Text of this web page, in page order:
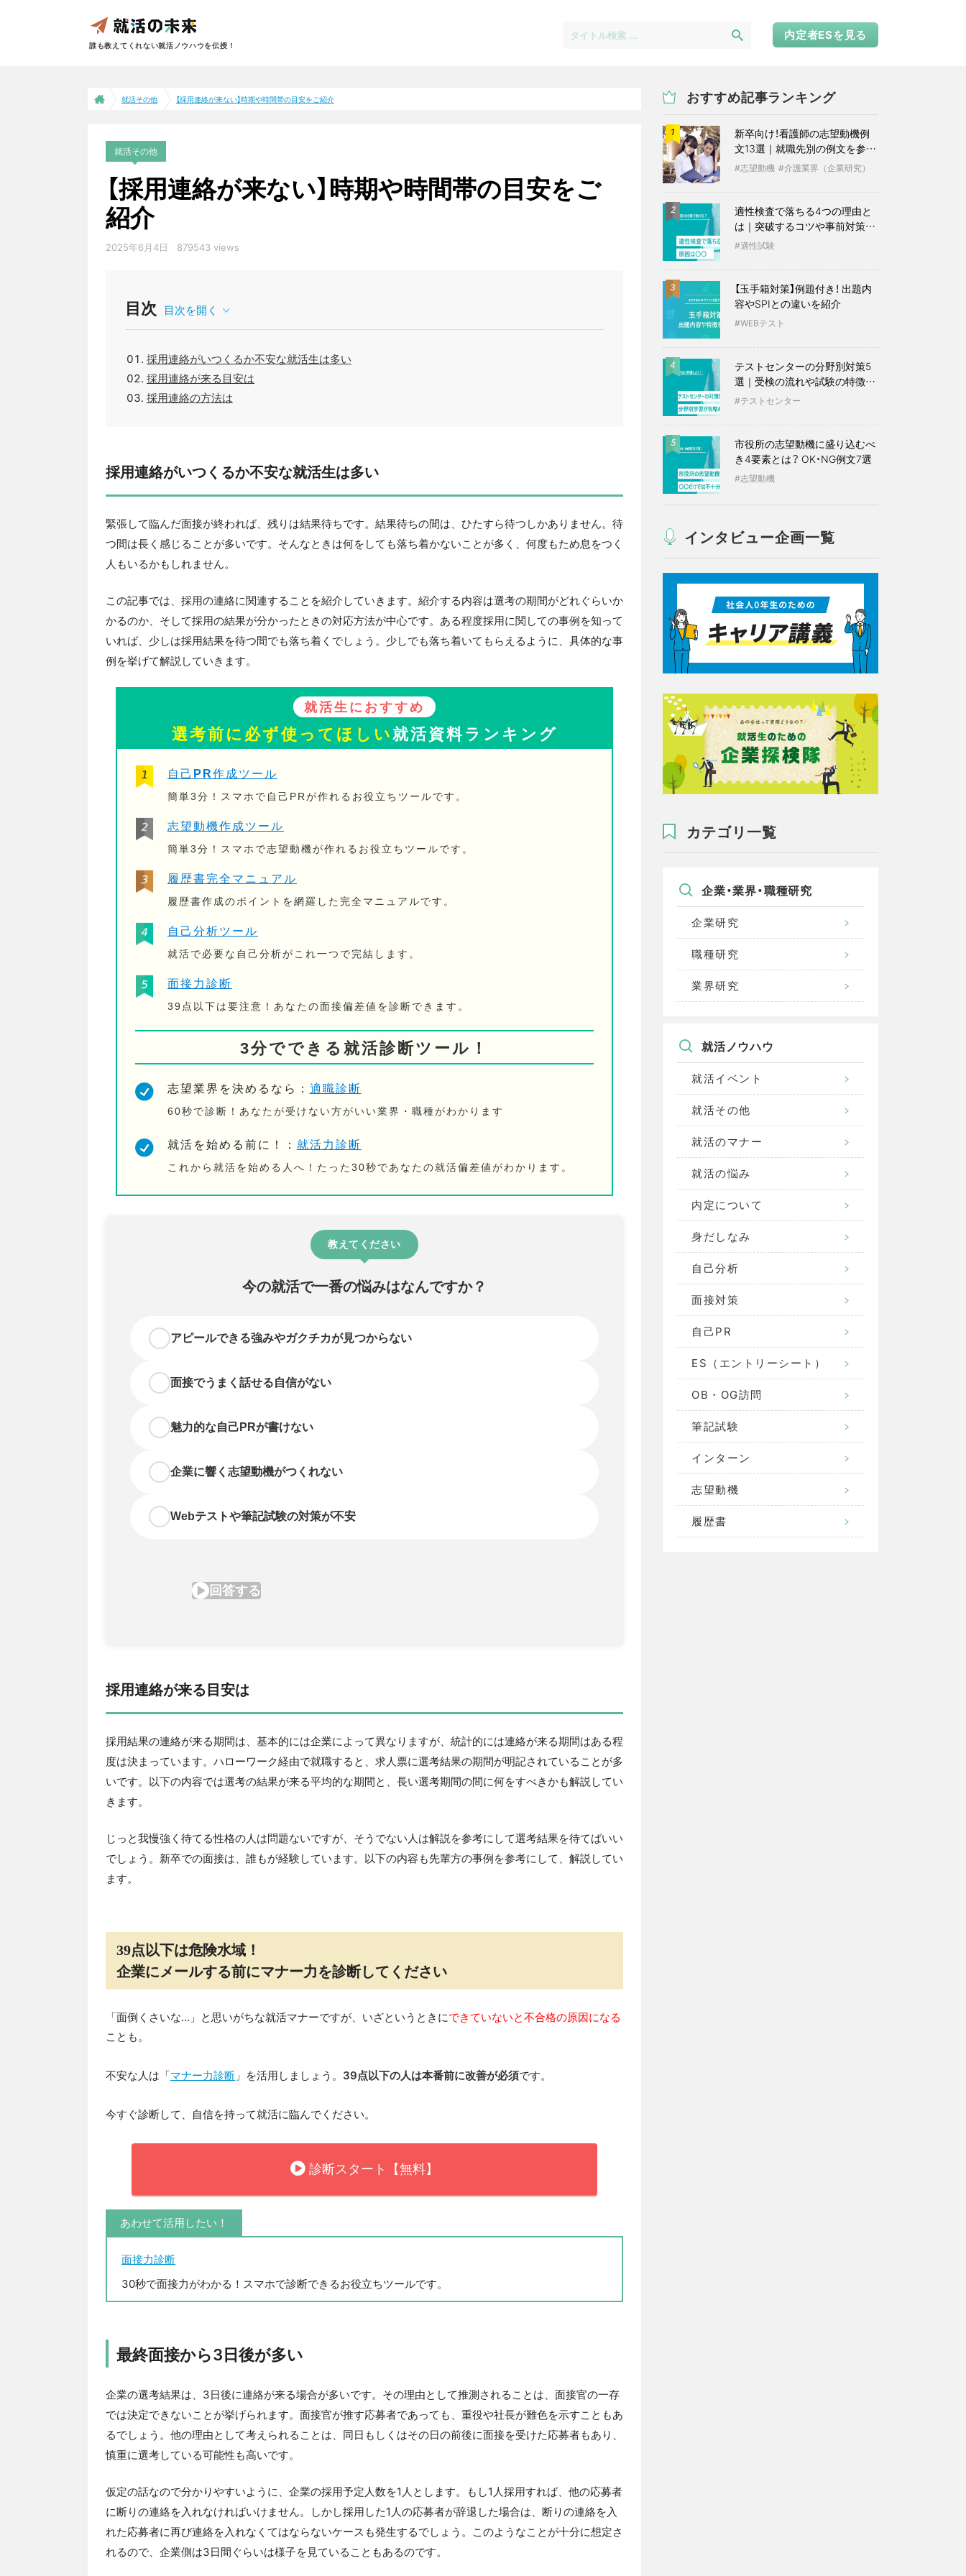
誰も教えてくれない就活ノウハウを伝授！
内定者ESを見る
就活その他 【採用連絡が来ない】時期や時間帯の目安をご紹介
就活その他
【採用連絡が来ない】時期や時間帯の目安をご
紹介
2025年6月4日 879543 views
目次 目次を開く
採用連絡がいつくるか不安な就活生は多い
採用連絡が来る目安は
採用連絡の方法は
採用連絡がいつくるか不安な就活生は多い
緊張して臨んだ面接が終われば、残りは結果待ちです。結果待ちの間は、ひたすら待つしかありません。待
つ間は長く感じることが多いです。そんなときは何をしても落ち着かないことが多く、何度もため息をつく
人もいるかもしれません。
この記事では、採用の連絡に関連することを紹介していきます。紹介する内容は選考の期間がどれぐらいか
かるのか、そして採用の結果が分かったときの対応方法が中心です。ある程度採用に関しての事例を知って
いれば、少しは採用結果を待つ間でも落ち着くでしょう。少しでも落ち着いてもらえるように、具体的な事
例を挙げて解説していきます。
就活生におすすめ
選考前に必ず使ってほしい就活資料ランキング
自己PR作成ツール
簡単3分！スマホで自己PRが作れるお役立ちツールです。
志望動機作成ツール
簡単3分！スマホで志望動機が作れるお役立ちツールです。
履歴書完全マニュアル
履歴書作成のポイントを網羅した完全マニュアルです。
自己分析ツール
就活で必要な自己分析がこれ一つで完結します。
面接力診断
39点以下は要注意！あなたの面接偏差値を診断できます。
3分でできる就活診断ツール！
志望業界を決めるなら： 適職診断
60秒で診断！あなたが受けない方がいい業界・職種がわかります
就活を始める前に！： 就活力診断
これから就活を始める人へ！たった30秒であなたの就活偏差値がわかります。
採用連絡が来る目安は
採用結果の連絡が来る期間は、基本的には企業によって異なりますが、統計的には連絡が来る期間はある程
度は決まっています。ハローワーク経由で就職すると、求人票に選考結果の期間が明記されていることが多
いです。以下の内容では選考の結果が来る平均的な期間と、長い選考期間の間に何をすべきかも解説してい
きます。
じっと我慢強く待てる性格の人は問題ないですが、そうでない人は解説を参考にして選考結果を待てばいい
でしょう。新卒での面接は、誰もが経験しています。以下の内容も先輩方の事例を参考にして、解説してい
ます。
39点以下は危険水域！
企業にメールする前にマナー力を診断してください
「面倒くさいな…」と思いがちな就活マナーですが、いざというときにできていないと不合格の原因になる
ことも。
不安な人は「マナー力診断 」を活用しましょう。 39点以下の人は本番前に改善が必須です。
今すぐ診断して、自信を持って就活に臨んでください。
診断スタート【無料】
あわせて活用したい！
面接力診断
30秒で面接力がわかる！スマホで診断できるお役立ちツールです。
最終面接から3日後が多い
企業の選考結果は、3日後に連絡が来る場合が多いです。その理由として推測されることは、面接官の一存
では決定できないことが挙げられます。面接官が推す応募者であっても、重役や社長が難色を示すこともあ
るでしょう。他の理由として考えられることは、同日もしくはその日の前後に面接を受けた応募者もあり、
慎重に選考している可能性も高いです。
仮定の話なので分かりやすいように、企業の採用予定人数を1人とします。もし1人採用すれば、他の応募者
に断りの連絡を入れなければいけません。しかし採用した1人の応募者が辞退した場合は、断りの連絡を入
れた応募者に再び連絡を入れなくてはならないケースも発生するでしょう。このようなことが十分に想定さ
れるので、企業側は3日間ぐらいは様子を見ていることもあるのです。
おすすめ記事ランキング
1
新卒向け！看護師の志望動機例
文13選｜就職先別の例文を参考
に志望動機 介護業界（企業研究）
2
適性検査で落ちる4つの理由と
は｜突破するコツや事前対策も
紹介
適性試験
3
【玉手箱対策】例題付き！ 出題内
容やSPIとの違いを紹介
WEBテスト
4
テストセンターの分野別対策5
選｜受検の流れや試験の特徴も
紹介
テストセンター
5
市役所の志望動機に盛り込むべ
き4要素とは？ OK・NG例文7選
志望動機
インタビュー企画一覧
カテゴリ一覧
企業・業界・職種研究
企業研究
職種研究
業界研究
就活ノウハウ
就活イベント
就活その他
就活のマナー
就活の悩み
内定について
身だしなみ
自己分析
面接対策
自己PR
ES（エントリーシート）
OB・OG訪問
筆記試験
インターン
志望動機
履歴書